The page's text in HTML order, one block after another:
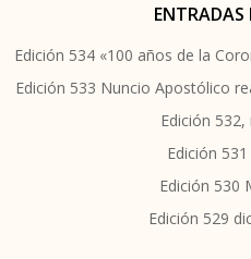
ENTRADAS
Edición 534 «100 años de la
Edición 533 Nuncio Apostólico
Edición
Edición
Edición 530
Edición 529